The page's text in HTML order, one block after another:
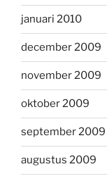
januari 2010
december 2009
november 2009
oktober 2009
september 2009
augustus 2009